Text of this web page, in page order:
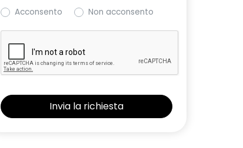
Acconsento
Non acconsento